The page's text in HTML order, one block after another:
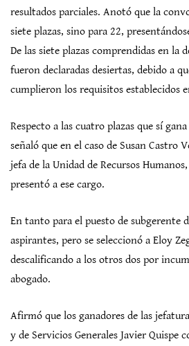
resultados parciales. Anotó que la
siete plazas, sino para 22,
De las siete plazas comprendidas en la
fueron declaradas desiertas, debido a
cumplieron los requisitos establecidos
Respecto a las cuatro plazas que sí
señaló que en el caso de Susan Castro
jefa de la Unidad de Recursos
presentó a ese cargo.
En tanto para el puesto de subgerente
aspirantes, pero se seleccionó a Eloy
descalificando a los otros dos por
abogado.
Afirmó que los ganadores de las
y de Servicios Generales Javier Quispe